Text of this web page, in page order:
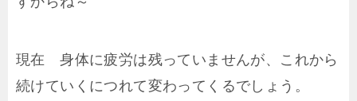
現在 身体に疲労は残っていませんが、これから
続けていくにつれて変わってくるでしょう。